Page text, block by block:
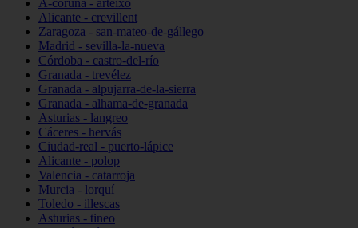
A-coruña - arteixo
Alicante - crevillent
Zaragoza - san-mateo-de-gállego
Madrid - sevilla-la-nueva
Córdoba - castro-del-río
Granada - trevélez
Granada - alpujarra-de-la-sierra
Granada - alhama-de-granada
Asturias - langreo
Cáceres - hervás
Ciudad-real - puerto-lápice
Alicante - polop
Valencia - catarroja
Murcia - lorquí
Toledo - illescas
Asturias - tineo